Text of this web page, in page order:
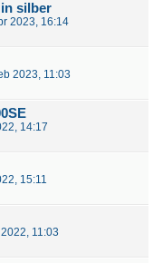
silber
2023, 16:14
2023, 11:03
14:17
15:11
11:03